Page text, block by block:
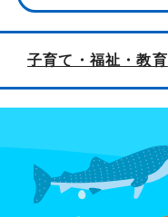
子育て・福祉・教育